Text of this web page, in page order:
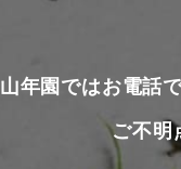
山年園ではお電話
ご不明